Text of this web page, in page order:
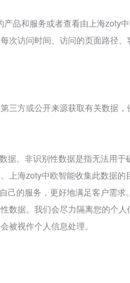
产品和服务或者查看由上海zoty
次访问时间、访问的页面路径
三方或公开来源获取有关数据
据。非识别性数据是指无法用
上海zoty中欧智能收集此数据
己的服务，更好地满足客户需
数据。我们会尽力隔离您的个
被视作个人信息处理。